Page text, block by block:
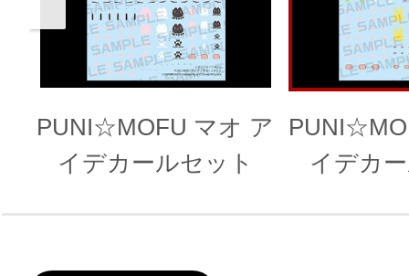
PUNI☆MOFU マオ ア
イデカールセット
イデカ